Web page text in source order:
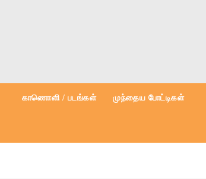
காணொளி / படங்கள் முந்தைய போட்டிகள்